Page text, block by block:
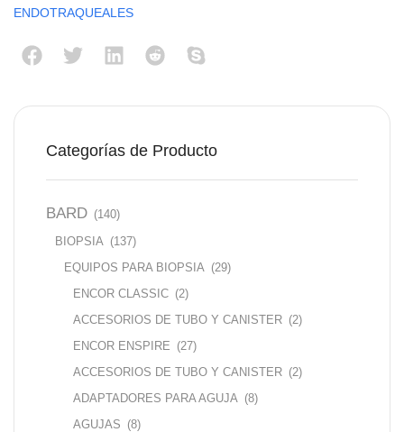
ENDOTRAQUEALES
Categorías de Producto
BARD (140)
BIOPSIA (137)
EQUIPOS PARA BIOPSIA (29)
ENCOR CLASSIC (2)
ACCESORIOS DE TUBO Y CANISTER (2)
ENCOR ENSPIRE (27)
ACCESORIOS DE TUBO Y CANISTER (2)
ADAPTADORES PARA AGUJA (8)
AGUJAS (8)